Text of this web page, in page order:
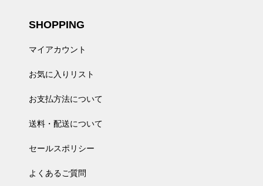
SHOPPING
マイアカウント
お気に入りリスト
お支払方法について
送料・配送について
セールスポリシー
よくあるご質問